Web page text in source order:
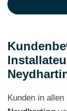
Kunden in